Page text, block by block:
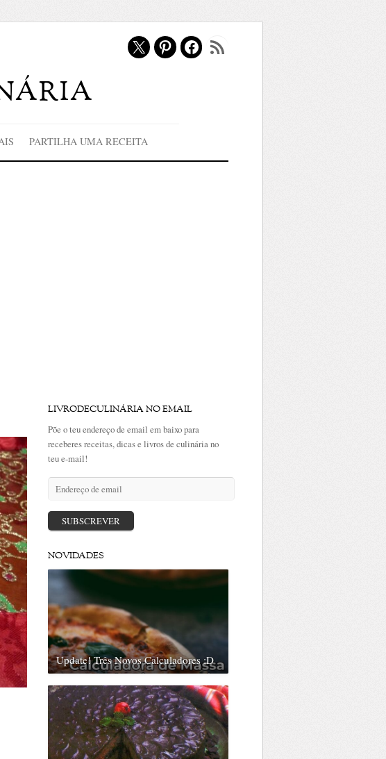
X Pinterest
Facebook
Feed RSS
PARTILHA UMA RECEITA
LIVRODECULINÁRIA NO EMAIL
Põe o teu endereço de email em baixo para
receberes receitas, dicas e livros de culinária no
teu e-mail!
email
SUBSCREVER
NOVIDADES
Update! Três Novos Calculadores ;D